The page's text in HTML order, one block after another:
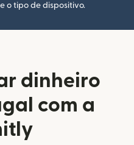
o tipo de dispositivo.
dinheiro
com a